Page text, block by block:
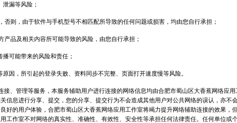
漏等风险；
则，由于软件与手机型号不相匹配所导致的任何问题或损害，均由您自行承担；
品及相关内容所可能导致的风险，由您自行承担；
可能带来的风险和责任；
因，所引起的登录失败、资料同步不完整、页面打开速度慢等风险。
、管理等服务，本服务辅助用户进行连接的网络信息均由合肥市蜀山区大香蕉网络
信息进行分享、提交，您的分享、提交行为不会造成其他用户对公共网络的误认，亦
好的用户体验，合肥市蜀山区大香蕉网络应用工作室将竭力提升网络辅助连接的效果
工作室不对网络的真实性、准确性、有效性、安全性等承担任何法律责任。任何单位